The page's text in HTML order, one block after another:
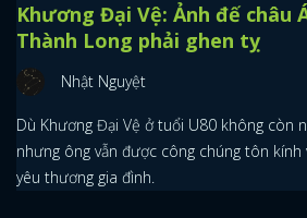
Khương Đại Vệ: Ảnh đế châu
Thành Long phải ghen tỵ
Nhật Nguyệt
Dù Khương Đại Vệ ở tuổi U80 không còn
nhưng ông vẫn được công chúng tôn kính
yêu thương gia đình.